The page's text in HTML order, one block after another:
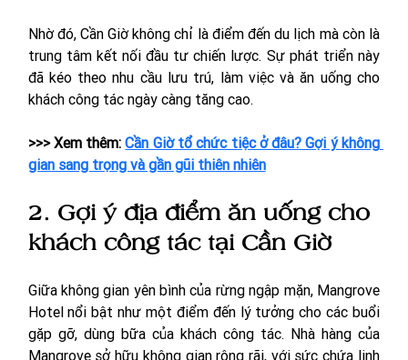
Nhờ đó, Cần Giờ không chỉ là điểm đến du lịch mà còn là
trung tâm kết nối đầu tư chiến lược. Sự phát triển này
đã kéo theo nhu cầu lưu trú, làm việc và ăn uống cho
khách công tác ngày càng tăng cao.
>>> Xem thêm: Cần Giờ tổ chức tiệc ở đâu? Gợi ý không
gian sang trọng và gần gũi thiên nhiên
2. Gợi ý địa điểm ăn uống cho
khách công tác tại Cần Giờ
Giữa không gian yên bình của rừng ngập mặn, Mangrove
Hotel nổi bật như một điểm đến lý tưởng cho các buổi
gặp gỡ, dùng bữa của khách công tác. Nhà hàng của
Mangrove sở hữu không gian rộng rãi, với sức chứa linh